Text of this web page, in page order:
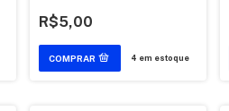
R$5,00
4 em estoque